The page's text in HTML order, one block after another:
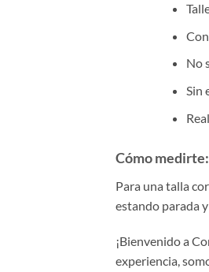
No
Sin
Cómo medirte:
Para una talla
estando parada
¡Bienvenido a
experiencia,